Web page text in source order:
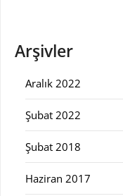
Arşivler
Aralık 2022
Şubat 2022
Şubat 2018
Haziran 2017